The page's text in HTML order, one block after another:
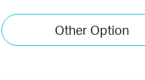
Omada > WiFi >
> Omada > Switch >
Other Option